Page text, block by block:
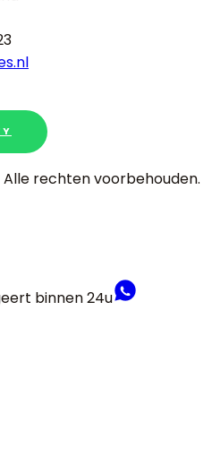
Alle rechten voorbehouden.
binnen 24u